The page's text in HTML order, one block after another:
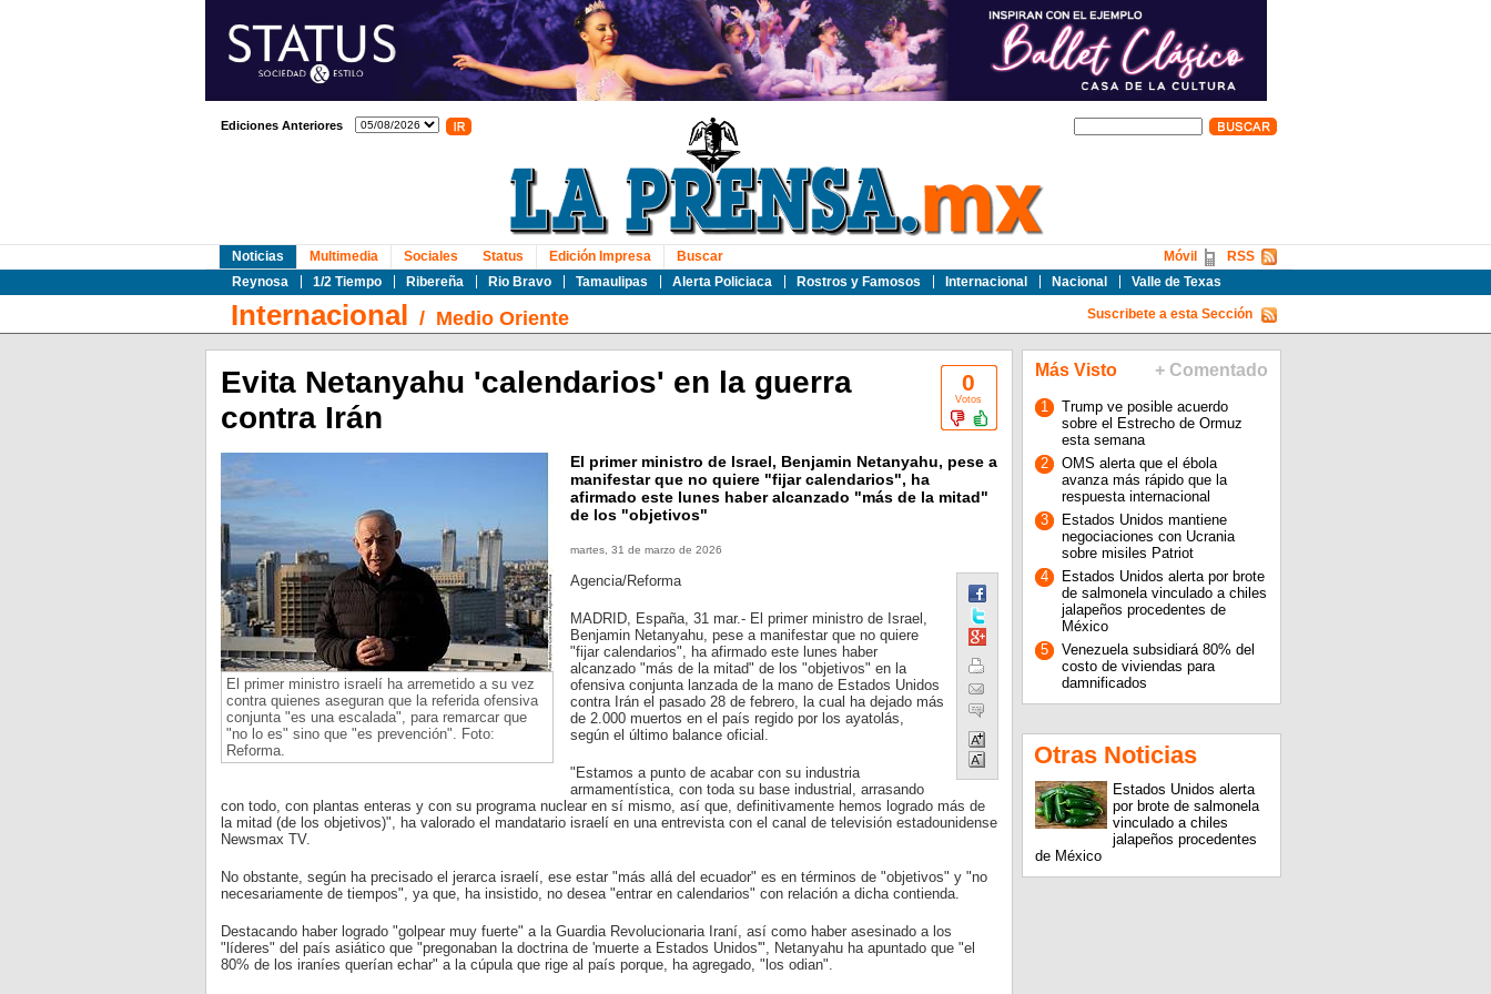
Ediciones Anteriores
Noticias
Reynosa
1/2 Tiempo Ribereña Rio Bravo Tamaulipas Alerta Policiaca Rostros y Famosos Internacional Nacional Valle de Texas
Multimedia Sociales Status Edición Impresa Buscar RSS
Móvil
Internacional / Medio Oriente Suscribete a esta Sección
0
Votos
Evita Netanyahu 'calendarios' en la guerra
contra Irán
El primer ministro israelí ha arremetido a su vez
contra quienes aseguran que la referida ofensiva
conjunta "es una escalada", para remarcar que
"no lo es" sino que "es prevención". Foto:
Reforma.
El primer ministro de Israel, Benjamin Netanyahu, pese a
manifestar que no quiere "fijar calendarios", ha
afirmado este lunes haber alcanzado "más de la mitad"
de los "objetivos"
martes, 31 de marzo de 2026
Agencia/Reforma
MADRID, España, 31 mar.- El primer ministro de Israel,
Benjamin Netanyahu, pese a manifestar que no quiere
"fijar calendarios", ha afirmado este lunes haber
alcanzado "más de la mitad" de los "objetivos" en la
ofensiva conjunta lanzada de la mano de Estados Unidos
contra Irán el pasado 28 de febrero, la cual ha dejado más
de 2.000 muertos en el país regido por los ayatolás,
según el último balance oficial.
"Estamos a punto de acabar con su industria
armamentística, con toda su base industrial, arrasando
con todo, con plantas enteras y con su programa nuclear en sí mismo, así que, definitivamente hemos logrado más de
la mitad (de los objetivos)", ha valorado el mandatario israelí en una entrevista con el canal de televisión estadounidense
Newsmax TV.
No obstante, según ha precisado el jerarca israelí, ese estar "más allá del ecuador" es en términos de "objetivos" y "no
necesariamente de tiempos", ya que, ha insistido, no desea "entrar en calendarios" con relación a dicha contienda.
Destacando haber logrado "golpear muy fuerte" a la Guardia Revolucionaria Iraní, así como haber asesinado a los
"líderes" del país asiático que "pregonaban la doctrina de 'muerte a Estados Unidos'", Netanyahu ha apuntado que "el
80% de los iraníes querían echar" a la cúpula que rige al país porque, ha agregado, "los odian".
Más Visto + Comentado
1
Trump ve posible acuerdo
sobre el Estrecho de Ormuz
esta semana
2
OMS alerta que el ébola
avanza más rápido que la
respuesta internacional
3
Estados Unidos mantiene
negociaciones con Ucrania
sobre misiles Patriot
4
Estados Unidos alerta por brote
de salmonela vinculado a chiles
jalapeños procedentes de
México
5
Venezuela subsidiará 80% del
costo de viviendas para
damnificados
Otras Noticias
Estados Unidos alerta
por brote de salmonela
vinculado a chiles
jalapeños procedentes
de México